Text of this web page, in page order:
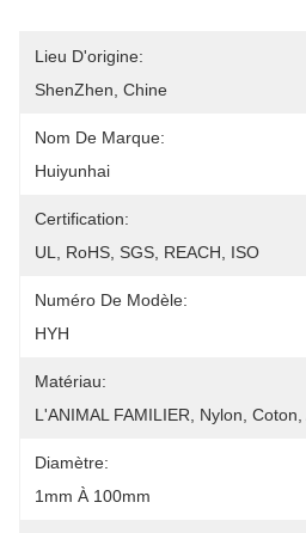
Lieu D'origine:
ShenZhen, Chine
Nom De Marque:
Huiyunhai
Certification:
UL, RoHS, SGS, REACH, ISO
Numéro De Modèle:
HYH
Matériau:
L'ANIMAL FAMILIER, Nylon,
Diamètre:
1mm À 100mm